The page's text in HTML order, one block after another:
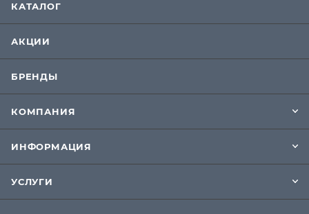
КАТАЛОГ
АКЦИИ
БРЕНДЫ
КОМПАНИЯ
ИНФОРМАЦИЯ
УСЛУГИ